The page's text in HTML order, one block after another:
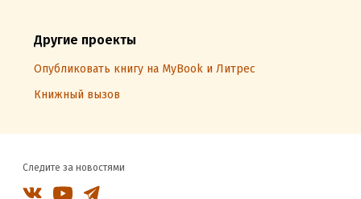
Другие проекты
Опубликовать книгу на MyBook и Литрес
Книжный вызов
Следите за новостями